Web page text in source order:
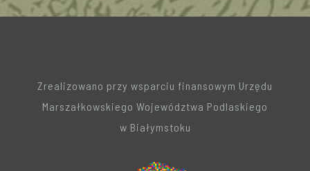
Zrealizowano przy wsparciu finansowym Urzędu
Marszałkowskiego Województwa Podlaskiego
w Białymstoku